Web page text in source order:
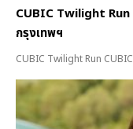
CUBIC Twilight Run
กรุงเทพฯ
CUBIC Twilight Run